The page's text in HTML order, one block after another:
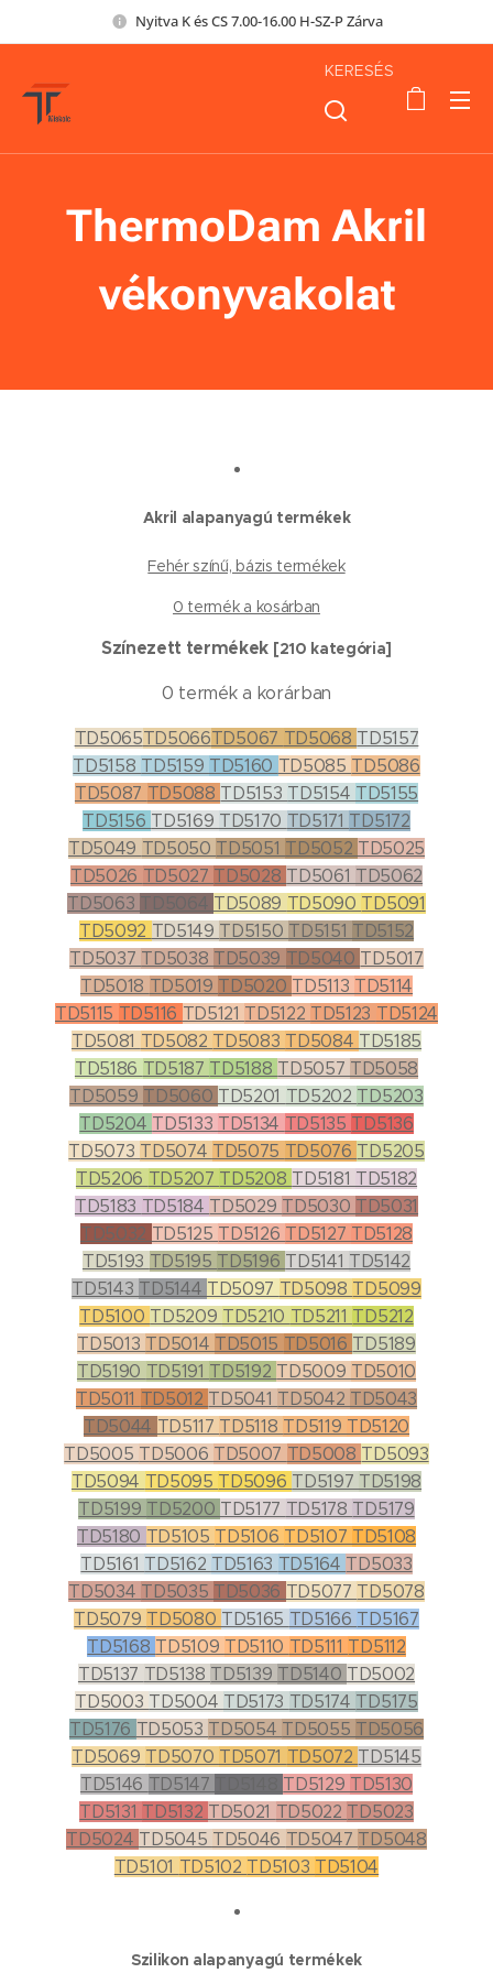
Nyitva K és CS 7.00-16.00 H-SZ-P Zárva
KERESÉS
ThermoDam Akril
vékonyvakolat
Akril alapanyagú termékek
Fehér színű, bázis termékek
0 termék a kosárban
Színezett termékek [210 kategória]
0 termék a korárban
TD5065TD5066TD5067 TD5068 TD5157
TD5158 TD5159 TD5160 TD5085 TD5086
TD5087 TD5088 TD5153 TD5154 TD5155
TD5156 TD5169 TD5170 TD5171 TD5172
TD5049 TD5050 TD5051 TD5052 TD5025
TD5026 TD5027 TD5028 TD5061 TD5062
TD5063 TD5064 TD5089 TD5090 TD5091
TD5092 TD5149 TD5150 TD5151 TD5152
TD5037 TD5038 TD5039 TD5040 TD5017
TD5018 TD5019 TD5020 TD5113 TD5114
TD5115 TD5116 TD5121 TD5122 TD5123 TD5124
TD5081 TD5082 TD5083 TD5084 TD5185
TD5186 TD5187 TD5188 TD5057 TD5058
TD5059 TD5060 TD5201 TD5202 TD5203
TD5204 TD5133 TD5134 TD5135 TD5136
TD5073 TD5074 TD5075 TD5076 TD5205
TD5206 TD5207 TD5208 TD5181 TD5182
TD5183 TD5184 TD5029 TD5030 TD5031
TD5032 TD5125 TD5126 TD5127 TD5128
TD5193 TD5195 TD5196 TD5141 TD5142
TD5143 TD5144 TD5097 TD5098 TD5099
TD5100 TD5209 TD5210 TD5211 TD5212
TD5013 TD5014 TD5015 TD5016 TD5189
TD5190 TD5191 TD5192 TD5009 TD5010
TD5011 TD5012 TD5041 TD5042 TD5043
TD5044 TD5117 TD5118 TD5119 TD5120
TD5005 TD5006 TD5007 TD5008 TD5093
TD5094 TD5095 TD5096 TD5197 TD5198
TD5199 TD5200 TD5177 TD5178 TD5179
TD5180 TD5105 TD5106 TD5107 TD5108
TD5161 TD5162 TD5163 TD5164 TD5033
TD5034 TD5035 TD5036 TD5077 TD5078
TD5079 TD5080 TD5165 TD5166 TD5167
TD5168 TD5109 TD5110 TD5111 TD5112
TD5137 TD5138 TD5139 TD5140 TD5002
TD5003 TD5004 TD5173 TD5174 TD5175
TD5176 TD5053 TD5054 TD5055 TD5056
TD5069 TD5070 TD5071 TD5072 TD5145
TD5146 TD5147 TD5129 TD5130
TD5131 TD5132 TD5021 TD5022 TD5023
TD5024 TD5045 TD5046 TD5047 TD5048
TD5101 TD5102 TD5103 TD5104
Szilikon alapanyagú termékek